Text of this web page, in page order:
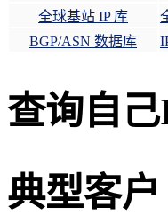
全球基站 IP 库
BGP/ASN 数据库
查询自己
典型客户